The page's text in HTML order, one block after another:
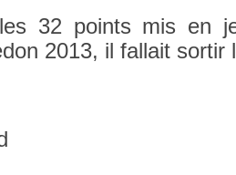
32 points mis en
2013, il fal­lait sor­tir